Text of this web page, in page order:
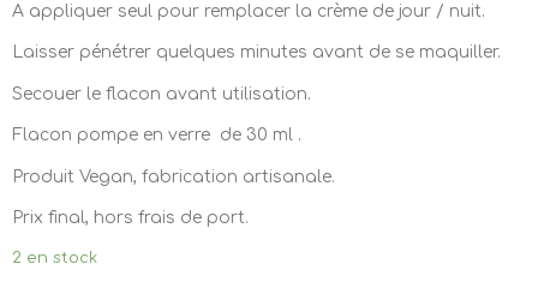
A appliquer seul pour remplacer la crème de jour / nuit.
Laisser pénétrer quelques minutes avant de se maquiller.
Secouer le flacon avant utilisation.
Flacon pompe en verre de 30 ml .
Produit Vegan, fabrication artisanale.
Prix final, hors frais de port.
2 en stock